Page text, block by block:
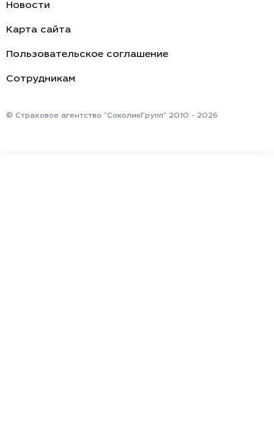
Новости
Карта сайта
Пользовательское соглашение
Cотрудникам
© Страховое агентство "СоколикГрупп" 2010 - 2026